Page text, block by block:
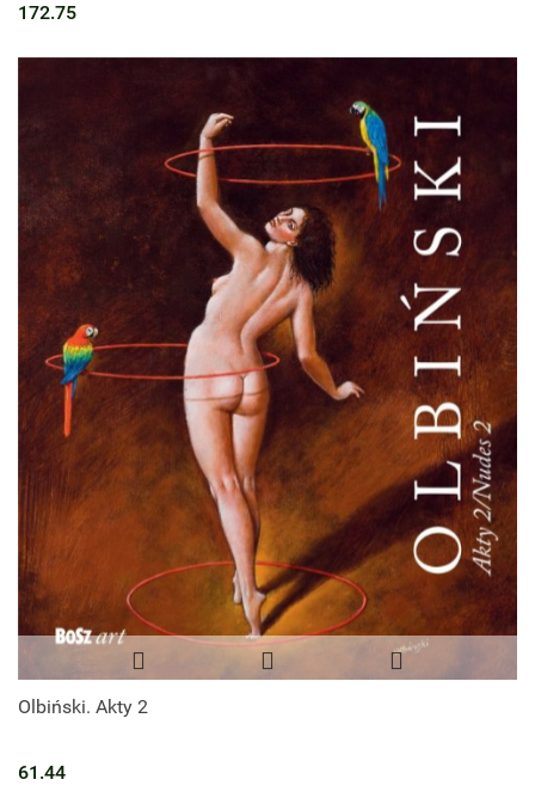
172.75
Olbiński. Akty 2
61.44